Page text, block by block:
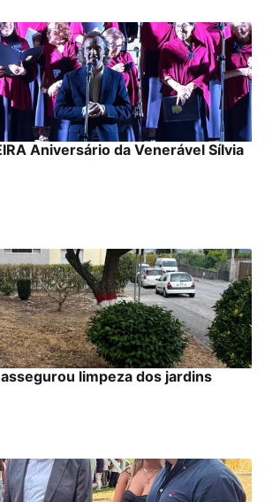
Aniversário da Venerável Sílvia
limpeza dos jardins